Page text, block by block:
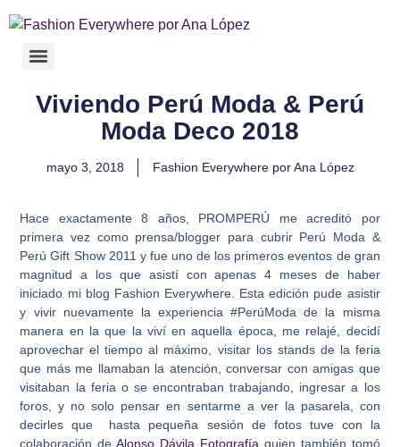
Viviendo Perú Moda & Perú
Moda Deco 2018
mayo 3, 2018 Fashion Everywhere por Ana López
Hace exactamente 8 años, PROMPERÚ me acreditó por
primera vez como prensa/blogger para cubrir Perú Moda &
Perú Gift Show 2011 y fue uno de los primeros eventos de gran
magnitud a los que asistí con apenas 4 meses de haber
iniciado mi blog Fashion Everywhere. Esta edición pude asistir
y vivir nuevamente la experiencia #PerúModa de la misma
manera en la que la viví en aquella época, me relajé, decidí
aprovechar el tiempo al máximo, visitar los stands de la feria
que más me llamaban la atención, conversar con amigas que
visitaban la feria o se encontraban trabajando, ingresar a los
foros, y no solo pensar en sentarme a ver la pasarela, con
decirles que hasta pequeña sesión de fotos tuve con la
colaboración deAlonso Dávila Fotografía quien también tomó